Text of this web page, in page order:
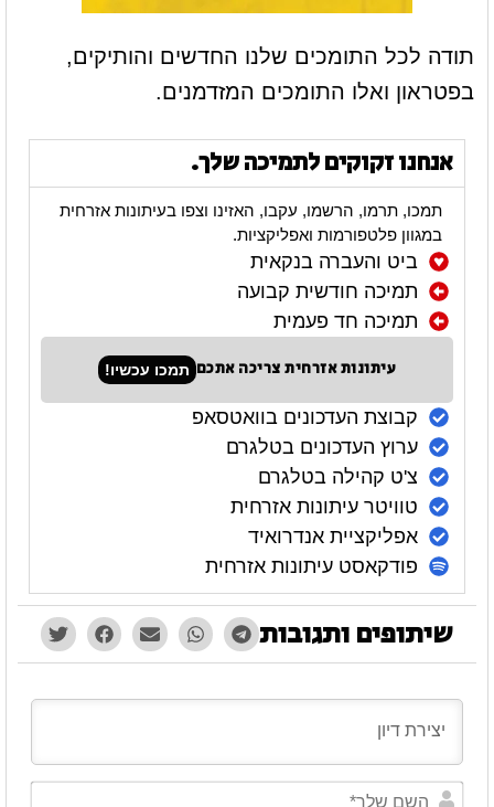
תודה לכל התומכים שלנו החדשים והותיקים,
בפטראון ואלו התומכים המזדמנים.
אנחנו זקוקים לתמיכה שלך.
תמכו, תרמו, הרשמו, עקבו, האזינו וצפו בעיתונות אזרחית
במגוון פלטפורמות ואפליקציות.
ביט והעברה בנקאית
תמיכה חודשית קבועה
תמיכה חד פעמית
עיתונות אזרחית צריכה אתכם תמכו עכשיו!
קבוצת העדכונים בוואטסאפ
ערוץ העדכונים בטלגרם
צ'ט קהילה בטלגרם
טוויטר עיתונות אזרחית
אפליקציית אנדרואיד
פודקאסט עיתונות אזרחית
שיתופים ותגובות